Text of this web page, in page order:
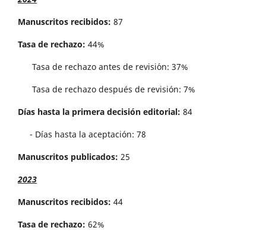
Manuscritos recibidos: 87
Tasa de rechazo: 44%
Tasa de rechazo antes de revisi´on: 37%
Tasa de rechazo después de revisión: 7%
Días hasta la primera decisión editorial: 84
- Días hasta la aceptación: 78
Manuscritos publicados: 25
2023
Manuscritos recibidos: 44
Tasa de rechazo: 62%